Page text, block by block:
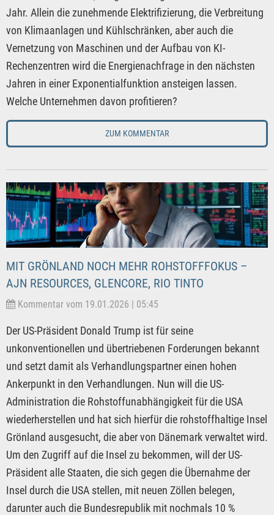
Jahr. Allein die zunehmende Elektrifizierung, die Verbreitung
von Klimaanlagen und Kühlschränken, aber auch die
Vernetzung von Maschinen und der Aufbau von KI-
Rechenzentren wird die Energienachfrage in den nächsten
Jahren in einer Exponentialfunktion ansteigen lassen.
Welche Unternehmen davon profitieren?
ZUM KOMMENTAR
MIT GRÖNLAND NOCH MEHR ROHSTOFFFOKUS –
AJN RESOURCES, GLENCORE, RIO TINTO
Kommentar vom 19.01.2026 | 05:45
Der US-Präsident Donald Trump ist für seine
unkonventionellen und übertriebenen Forderungen bekannt
und setzt damit als Verhandlungspartner einen hohen
Ankerpunkt in den Verhandlungen. Nun will die US-
Administration die Rohstoffunabhängigkeit für die USA
wiederherstellen und hat sich hierfür die rohstoffhaltige Insel
Grönland ausgesucht, die aber von Dänemark verwaltet wird.
Um den Zugriff auf die Insel zu bekommen, will der US-
Präsident alle Staaten, die sich gegen die Übernahme der
Insel durch die USA stellen, mit neuen Zöllen belegen,
darunter auch die Bundesrepublik mit nochmals 10 %